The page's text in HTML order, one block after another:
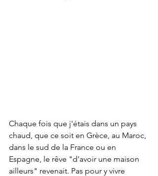
Chaque fois que j'étais dans un pays
chaud, que ce soit en Grèce, au Maroc,
dans le sud de la France ou en
Espagne, le rêve "d'avoir une maison
ailleurs" revenait. Pas pour y vivre